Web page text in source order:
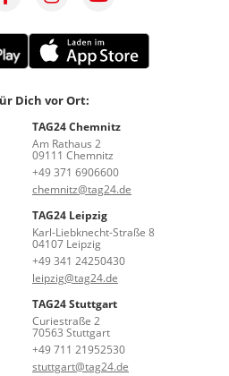
Dich vor Ort:
TAG24 Chemnitz
Am Rathaus 2
09111 Chemnitz
+49 371 6906600
chemnitz@tag24.de
TAG24 Leipzig
Karl-Liebknecht-Straße 8
04107 Leipzig
+49 341 24250430
leipzig@tag24.de
TAG24 Stuttgart
Curiestraße 2
70563 Stuttgart
+49 711 21952530
stuttgart@tag24.de